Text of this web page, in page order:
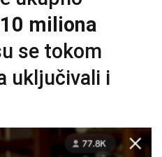
10 miliona
se tokom
uključivali i